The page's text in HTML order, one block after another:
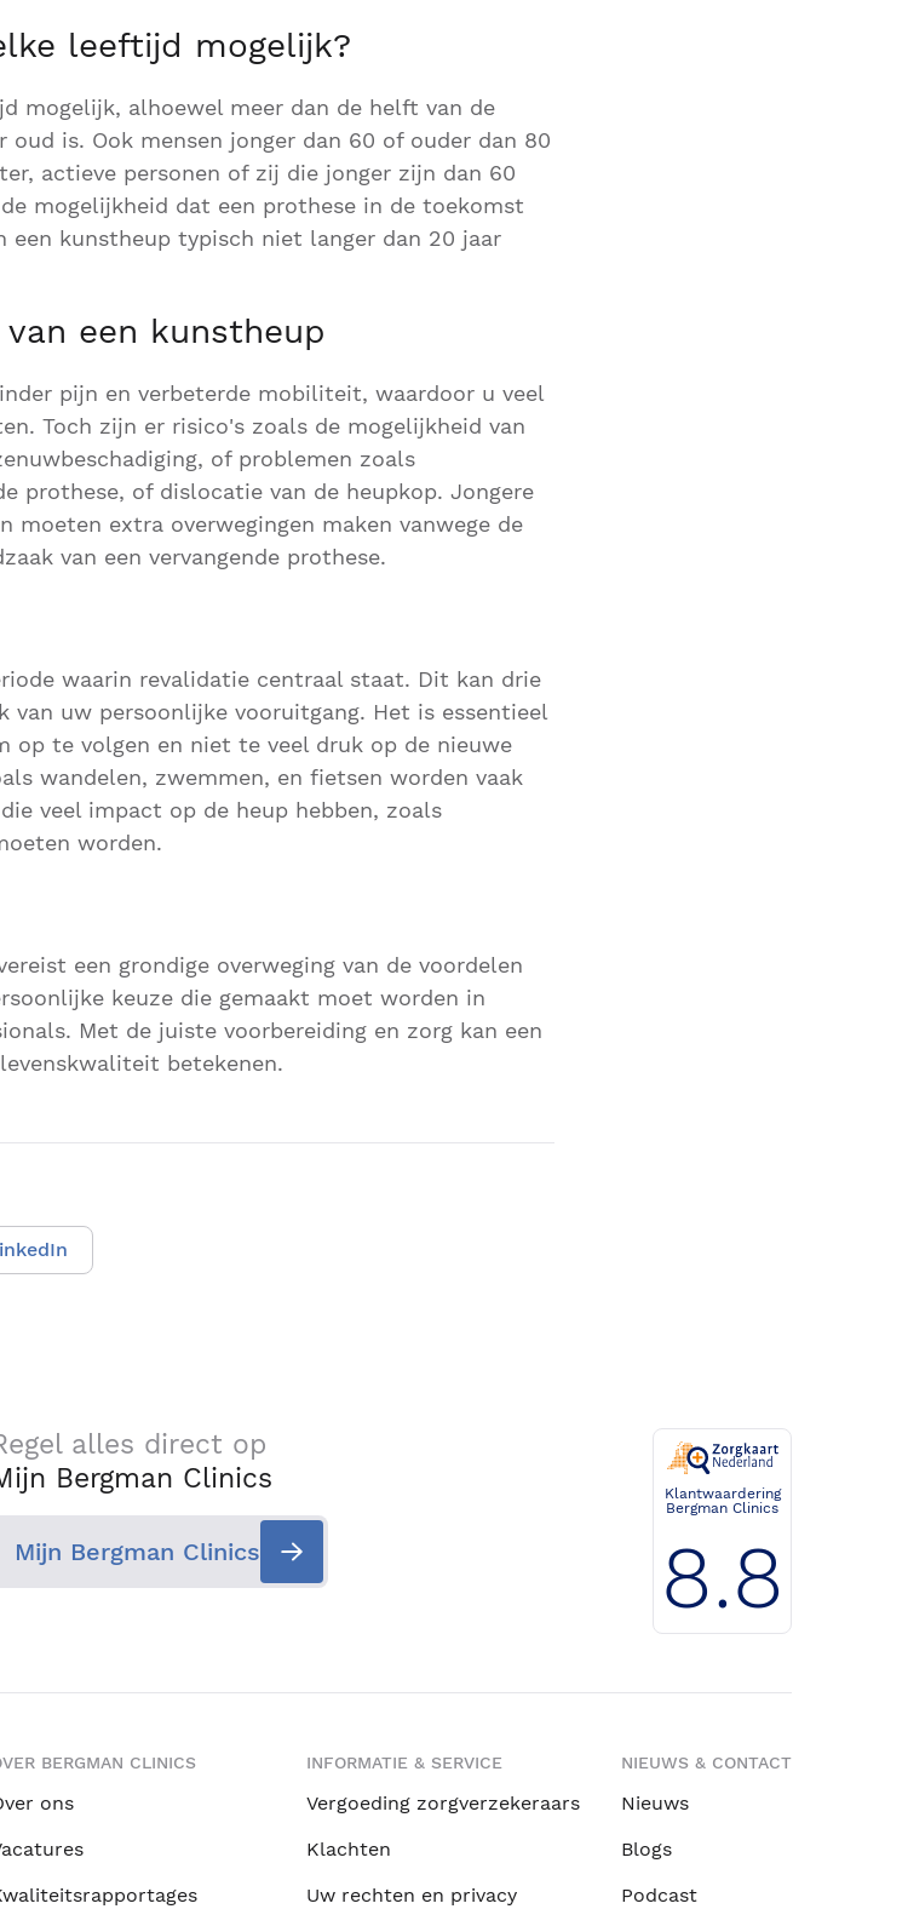
leeftijd mogelijk?
mogelijk, alhoewel meer dan de helft van de
oud is. Ook mensen jonger dan 60 of ouder dan 80
actieve personen of zij die jonger zijn dan 60
mogelijkheid dat een prothese in de toekomst
een kunstheup typisch niet langer dan 20 jaar
een kunstheup
pijn en verbeterde mobiliteit, waardoor u veel
Toch zijn er risico's zoals de mogelijkheid van
of problemen zoals
prothese, of dislocatie van de heupkop. Jongere
moeten extra overwegingen maken vanwege de
van een vervangende prothese.
waarin revalidatie centraal staat. Dit kan drie
van uw persoonlijke vooruitgang. Het is essentieel
op te volgen en niet te veel druk op de nieuwe
wandelen, zwemmen, en fietsen worden vaak
veel impact op de heup hebben, zoals
worden.
een grondige overweging van de voordelen
keuze die gemaakt moet worden in
Met de juiste voorbereiding en zorg kan een
betekenen.
alles direct op
Bergman Clinics
Mijn Bergman Clinics
Klantwaardering
Bergman Clinics
8.8
BERGMAN CLINICS
ons
INFORMATIE & SERVICE
Vergoeding zorgverzekeraars
Klachten
Uw rechten en privacy
NIEUWS & CONTACT
Nieuws
Blogs
Podcast